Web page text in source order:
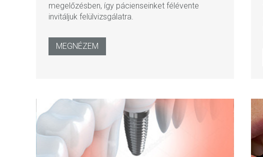
megelőzésben, így pácienseinket félévente
invitáljuk felülvizsgálatra.
MEGNÉZEM